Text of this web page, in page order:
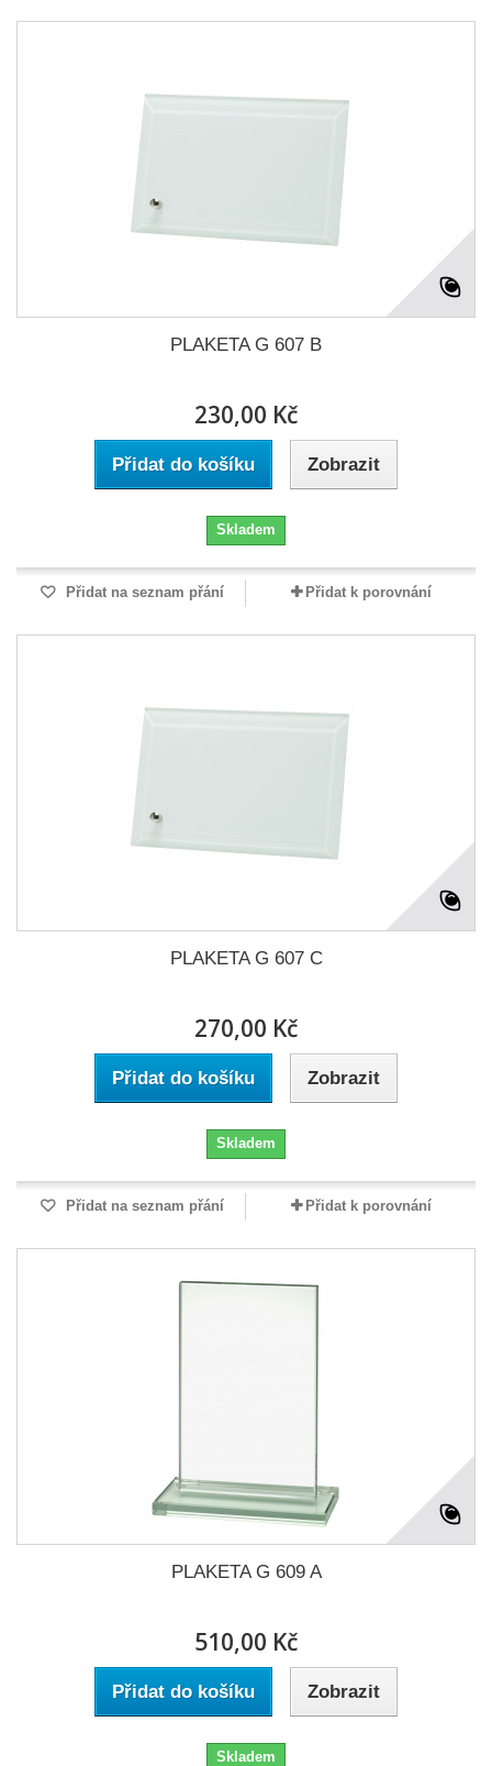
PLAKETA G 607 B
230,00 Kč
Přidat do košíku Zobrazit
Skladem
Přidat na seznam přání Přidat k porovnání
PLAKETA G 607 C
270,00 Kč
Přidat do košíku Zobrazit
Skladem
Přidat na seznam přání Přidat k porovnání
PLAKETA G 609 A
510,00 Kč
Přidat do košíku Zobrazit
Skladem